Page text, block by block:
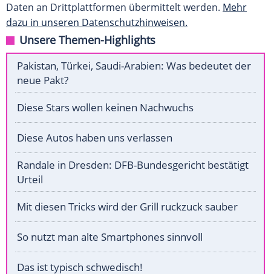
Daten an Drittplattformen übermittelt werden. Mehr
dazu in unseren Datenschutzhinweisen.
Unsere Themen-Highlights
Pakistan, Türkei, Saudi-Arabien: Was bedeutet der
neue Pakt?
Diese Stars wollen keinen Nachwuchs
Diese Autos haben uns verlassen
Randale in Dresden: DFB-Bundesgericht bestätigt
Urteil
Mit diesen Tricks wird der Grill ruckzuck sauber
So nutzt man alte Smartphones sinnvoll
Das ist typisch schwedisch!